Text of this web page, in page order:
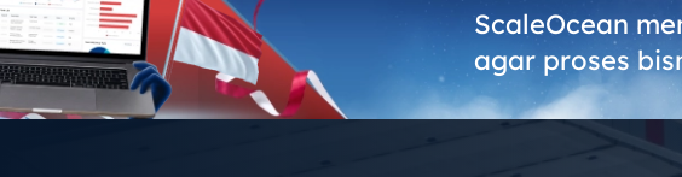
ScaleOcean
agar proses